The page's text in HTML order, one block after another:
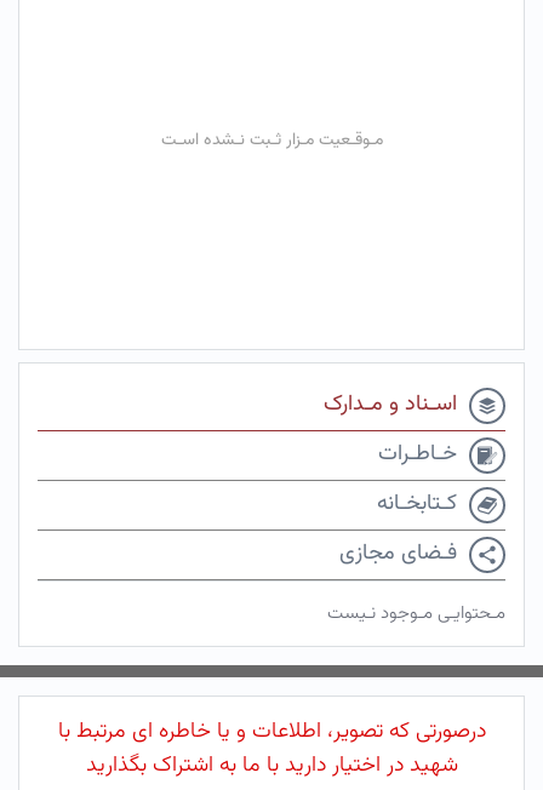
مـوقـعیت مـزار ثـبت نـشده اسـت
اسـناد و مـدارک
خـاطـرات
کـتابخـانه
فـضای مجازی
مـحتوایـی مـوجود نـیست
درصورتی که تصویر، اطلاعات و یا خاطره ای مرتبط با
شهید در اختیار دارید با ما به اشتراک بگذارید